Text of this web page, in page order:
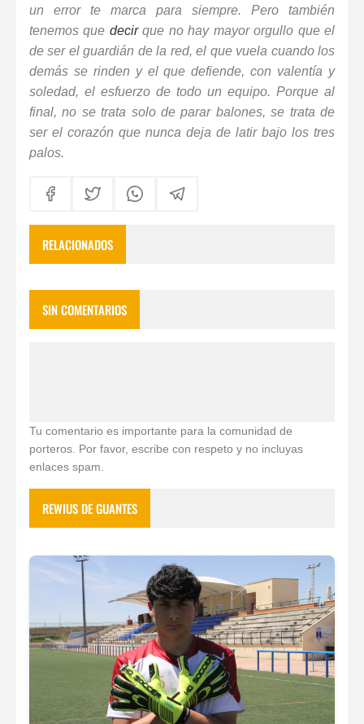
un error te marca para siempre. Pero también
tenemos que decirque no hay mayor orgullo que el
de ser el guardián de la red, el que vuela cuando los
demás se rinden y el que defiende, con valentía y
soledad, el esfuerzo de todo un equipo. Porque al
final, no se trata solo de parar balones, se trata de
ser el corazón que nunca deja de latir bajo los tres
palos.
RELACIONADOS
SIN COMENTARIOS
Tu comentario es importante para la comunidad de
porteros. Por favor, escribe con respeto y no incluyas
enlaces spam.
REWIUS DE GUANTES